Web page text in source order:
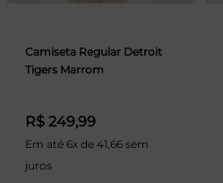
Camiseta Regular Detroit
Tigers Marrom
R$ 249,99
Em até 6x de 41,66 sem
juros